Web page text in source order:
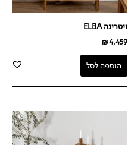
ויטרינה ELBA
₪4,459
הוספה לסל